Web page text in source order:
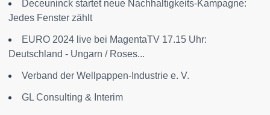
Deceuninck startet neue Nachhaltigkeits-Kampagne:
Jedes Fenster zählt
EURO 2024 live bei MagentaTV 17.15 Uhr:
Deutschland - Ungarn / Roses...
Verband der Wellpappen-Industrie e. V.
GL Consulting & Interim